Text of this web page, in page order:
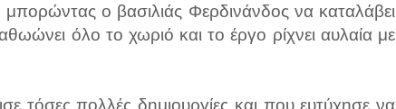
ο βασιλιάς Φερδινάνδος να καταλάβει
όλο το χωριό και το έργο ρίχνει αυλαία με
τόσες πολλές δημιουργίες και που ευτύχησε να